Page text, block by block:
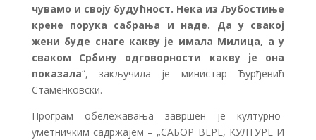
чувамо и своју будућност. Нека из Љубостиње
крене порука сабрања и наде. Да у свакој
жени буде снаге какву је имала Милица, а у
сваком Србину одговорности какву је она
показала“, закључила је министар Ђурђевић
Стаменковски.
Програм обележавања завршен је културно-
уметничким садржајем – „САБОР ВЕРЕ, КУЛТУРЕ И